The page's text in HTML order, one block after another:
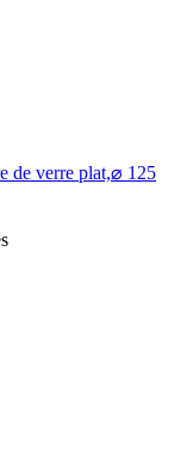
de verre plat,⌀ 125